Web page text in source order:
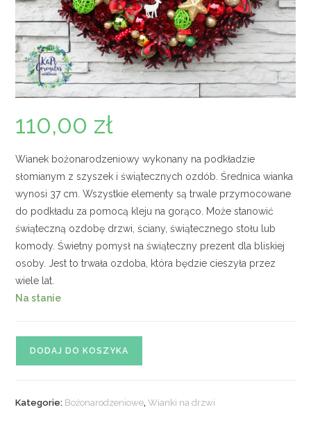
110,00 zł
Wianek bożonarodzeniowy wykonany na podkładzie
słomianym z szyszek i świątecznych ozdób. Średnica wianka
wynosi 37 cm. Wszystkie elementy są trwale przymocowane
do podkładu za pomocą kleju na gorąco. Może stanowić
świąteczną ozdobę drzwi, ściany, świątecznego stołu lub
komody. Świetny pomysł na świąteczny prezent dla bliskiej
osoby. Jest to trwała ozdoba, która będzie cieszyła przez
wiele lat.
Na stanie
DODAJ DO KOSZYKA
Kategorie: Bożonarodzeniowe,Wianki na drzwi